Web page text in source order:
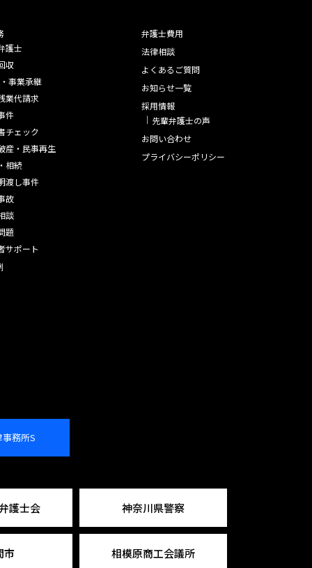
護士
収
事業承継
業代請求
件
チェック
産・民事再生
相続
渡し事件
故
談
題
サポート
弁護士費用
法律相談
よくあるご質問
お知らせ一覧
採用情報
先輩弁護士の声
お問い合わせ
プライバシーポリシー
務所S
護士会 神奈川県警察
市 相模原商工会議所